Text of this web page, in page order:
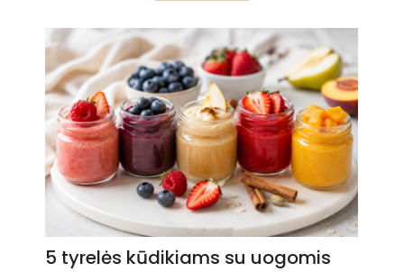
5 tyrelės kūdikiams su uogomis